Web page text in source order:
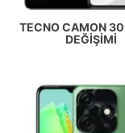
TECNO CAMON
DEĞIŞIMI